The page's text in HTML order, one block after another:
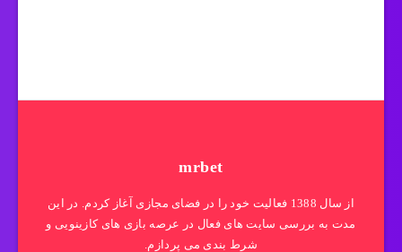
mrbet
از سال 1388 فعالیت خود را در فضای مجازی آغاز کردم. در این
مدت به بررسی سایت های فعال در عرصه بازی های کازینویی و
شرط بندی می پردازم.